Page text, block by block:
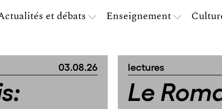
et débats Enseignement
03.08.26 lectures
Le